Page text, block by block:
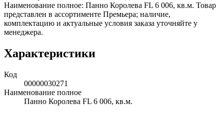
Наименование полное: Панно Королева FL 6 006, кв.м. Товар
представлен в ассортименте Премьера; наличие,
комплектацию и актуальные условия заказа уточняйте у
менеджера.
Характеристики
Код
00000030271
Наименование полное
Панно Королева FL 6 006, кв.м.